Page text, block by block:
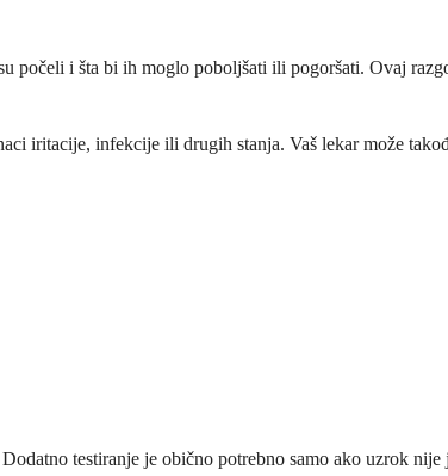
počeli i šta bi ih moglo poboljšati ili pogoršati. Ovaj
iritacije, infekcije ili drugih stanja. Vaš lekar može
testiranje je obično potrebno samo ako uzrok